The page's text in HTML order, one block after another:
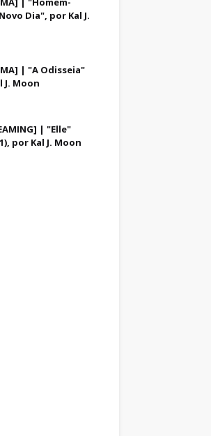
Dia", por Kal J.
| "A Odisseia"
J. Moon
| "Elle"
por Kal J. Moon